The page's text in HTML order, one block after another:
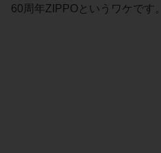
60周年ZIPPOというワケです。